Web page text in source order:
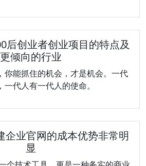
后创业者创业项目的特点及
更倾向的行业
你能抓住的机会，才是机会。一代
代人有一代人的使命。
企业官网的成本优势非常明
显